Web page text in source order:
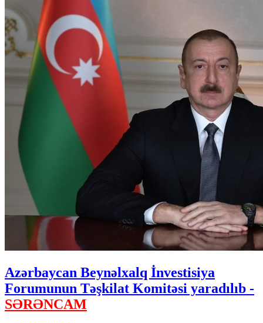
Azərbaycan Beynəlxalq İnvestisiya
Forumunun Təşkilat Komitəsi yaradılıb -
SƏRƏNCAM